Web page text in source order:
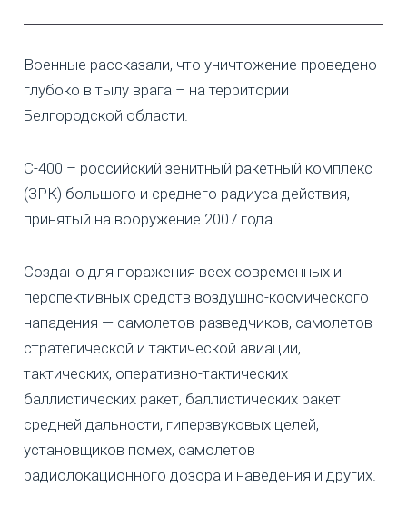
Военные рассказали, что уничтожение проведено
глубоко в тылу врага – на территории
Белгородской области.
С-400 – российский зенитный ракетный комплекс
(ЗРК) большого и среднего радиуса действия,
принятый на вооружение 2007 года.
Создано для поражения всех современных и
перспективных средств воздушно-космического
нападения — самолетов-разведчиков, самолетов
стратегической и тактической авиации,
тактических, оперативно-тактических
баллистических ракет, баллистических ракет
средней дальности, гиперзвуковых целей,
установщиков помех, самолетов
радиолокационного дозора и наведения и других.